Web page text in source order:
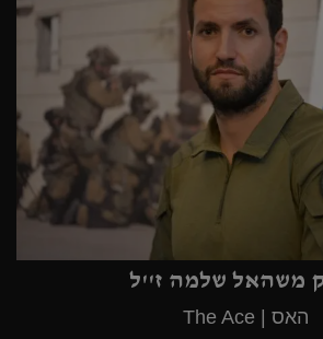
משהאל שלמה ז''ל
האס | The Ace